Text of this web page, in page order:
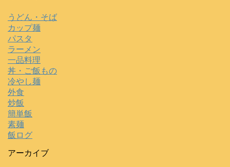
うどん・そば
カップ麺
パスタ
ラーメン
一品料理
丼・ご飯もの
冷やし麺
外食
炒飯
簡単飯
素麺
飯ログ
アーカイブ